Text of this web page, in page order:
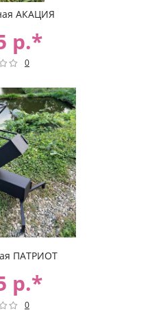
АКАЦИЯ
р.*
0
ПАТРИОТ
р.*
0